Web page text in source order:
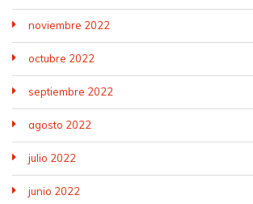
noviembre 2022
octubre 2022
septiembre 2022
agosto 2022
julio 2022
junio 2022